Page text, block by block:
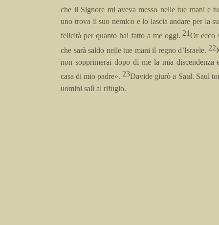
che il Signore mi aveva messo nelle tue mani e
uno trova il suo nemico e lo lascia andare per la
felicità per quanto hai fatto a me oggi.21Or ecco
che sarà saldo nelle tue mani il regno d’Israele.22
non sopprimerai dopo di me la mia
casa di mio padre».23Davide giurò a Saul. Saul
uomini salì al rifugio.